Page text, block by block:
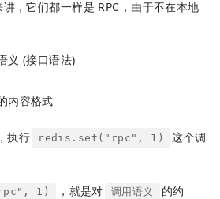
，它们都一样是 RPC，由于不在本地
义 (接口语法)
内容格式
执行 redis.set("rpc", 1)
这个调
1) ，就是对 调用语义
的约